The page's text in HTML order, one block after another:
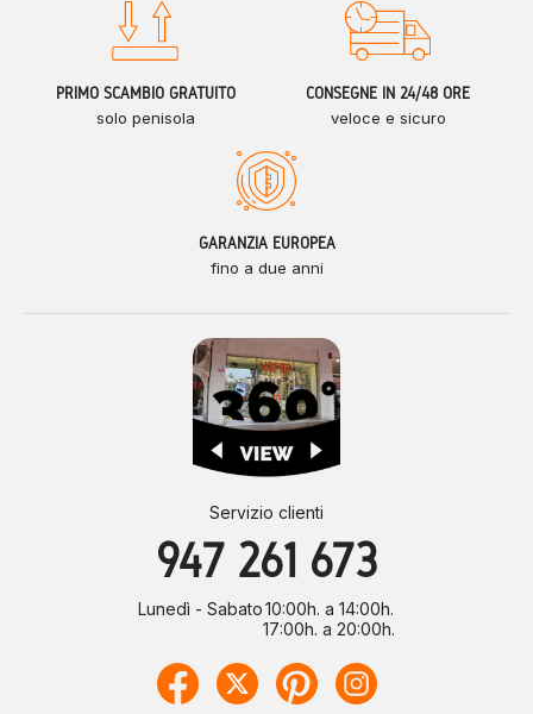
PRIMO SCAMBIO GRATUITO
solo penisola
CONSEGNE IN 24/48 ORE
veloce e sicuro
GARANZIA EUROPEA
fino a due anni
Servizio clienti
947 261 673
Lunedì - Sabato10:00h. a 14:00h.
17:00h. a 20:00h.